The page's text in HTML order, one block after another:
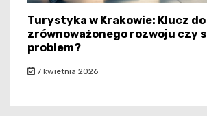
Turystyka w Krakowie: Klucz do
zrównoważonego rozwoju czy
problem?
7 kwietnia 2026